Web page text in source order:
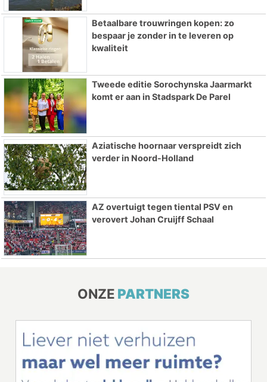
Betaalbare trouwringen kopen: zo
bespaar je zonder in te leveren op
kwaliteit
Tweede editie Sorochynska Jaarmarkt
komt er aan in Stadspark De Parel
Aziatische hoornaar verspreidt zich
verder in Noord-Holland
AZ overtuigt tegen tiental PSV en
verovert Johan Cruijff Schaal
ONZE PARTNERS